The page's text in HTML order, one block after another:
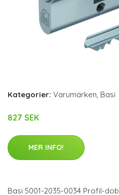
Kategorier: Varumärken Basi
827 SEK
MER INFO!
Basi 5001-2035-0034 Profil-